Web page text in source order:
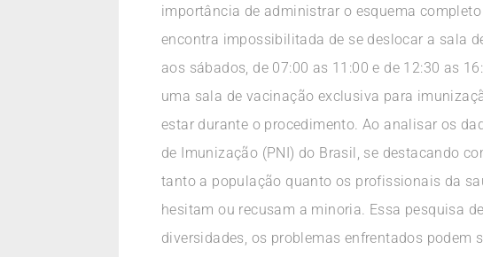
importância de administrar o esquema
encontra impossibilitada de se deslocar a sala
aos sábados, de 07:00 as 11:00 e de 12:30 as
uma sala de vacinação exclusiva para
estar durante o procedimento. Ao analisar os
de Imunização (PNI) do Brasil, se destacando
tanto a população quanto os profissionais da
hesitam ou recusam a minoria. Essa pesquisa
diversidades, os problemas enfrentados podem